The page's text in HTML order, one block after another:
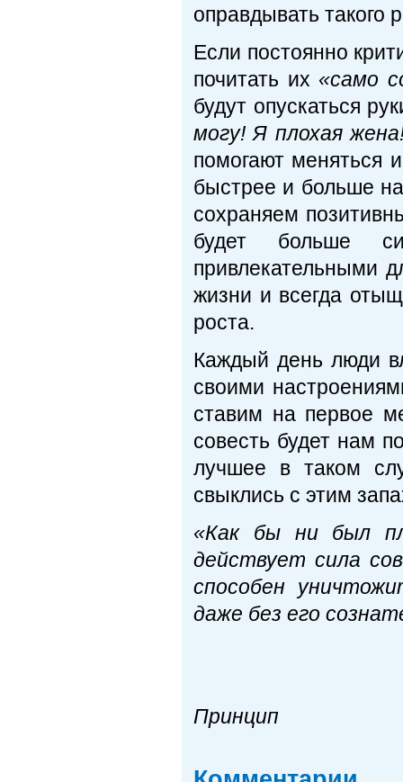
оправдывать такого
Если постоянно
почитать их «само
будут опускаться
могу! Я плохая
помогают меняться
быстрее и больше
сохраняем
будет больше
привлекательными
жизни и всегда
роста.
Каждый день люди
своими
ставим на первое
совесть будет нам
лучшее в таком
свыклись с этим
«Как бы ни был
действует сила
способен
даже без его
Принцип